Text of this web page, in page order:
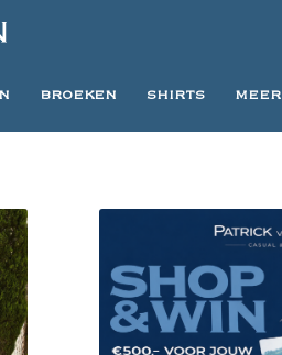
BROEKEN SHIRTS MEER